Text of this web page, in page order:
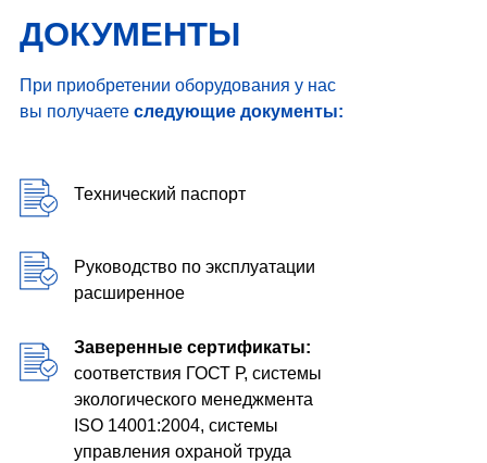
Технический паспорт
Руководство по эксплуатации
расширенное
Заверенные сертификаты:
соответствия ГОСТ Р, системы
экологического менеджмента
ISO 14001:2004, системы
управления охраной труда
При приобретении оборудования у нас
вы получаете следующие документы:
ДОКУМЕНТЫ